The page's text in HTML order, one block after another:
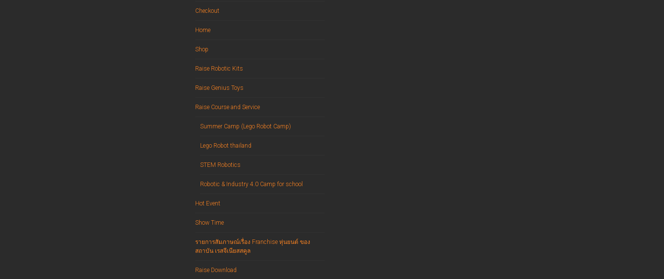
Checkout
Home
Shop
Raise Robotic Kits
Raise Genius Toys
Raise Course and Service
Summer Camp (Lego Robot Camp)
Lego Robot thailand
STEM Robotics
Robotic & Industry 4.0 Camp for school
Hot Event
Show Time
รายการสัมภาษณ์เรื่อง Franchise หุ่นยนต์ ของ
สถาบัน เรสจีเนียสสคูล
Raise Download